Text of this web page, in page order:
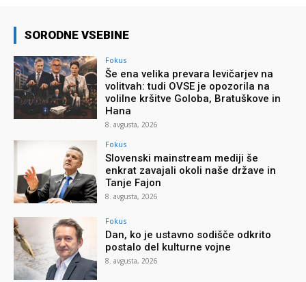
SORODNE VSEBINE
Fokus
Še ena velika prevara levičarjev na
volitvah: tudi OVSE je opozorila na
volilne kršitve Goloba, Bratuškove in
Hana
8. avgusta, 2026
Fokus
Slovenski mainstream mediji še
enkrat zavajali okoli naše države in
Tanje Fajon
8. avgusta, 2026
Fokus
Dan, ko je ustavno sodišče odkrito
postalo del kulturne vojne
8. avgusta, 2026